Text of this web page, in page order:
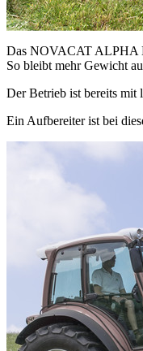
Das NOVACAT ALPHA
So bleibt mehr Gewicht
Der Betrieb ist bereits mit
Ein Aufbereiter ist bei